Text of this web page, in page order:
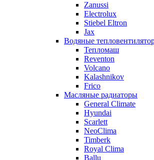
Zanussi
Electrolux
Stiebel Eltron
Jax
Водяные
Тепломаш
Reventon
Volcano
Kalashnikov
Frico
Масляные радиаторы
General Climate
Hyundai
Scarlett
NeoClima
Timberk
Royal Clima
Ballu